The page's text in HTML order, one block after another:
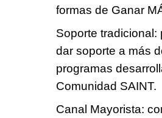
formas de Ganar
Soporte tradicional :
dar soporte a más
programas
Comunidad SAINT.
Canal Mayorista: